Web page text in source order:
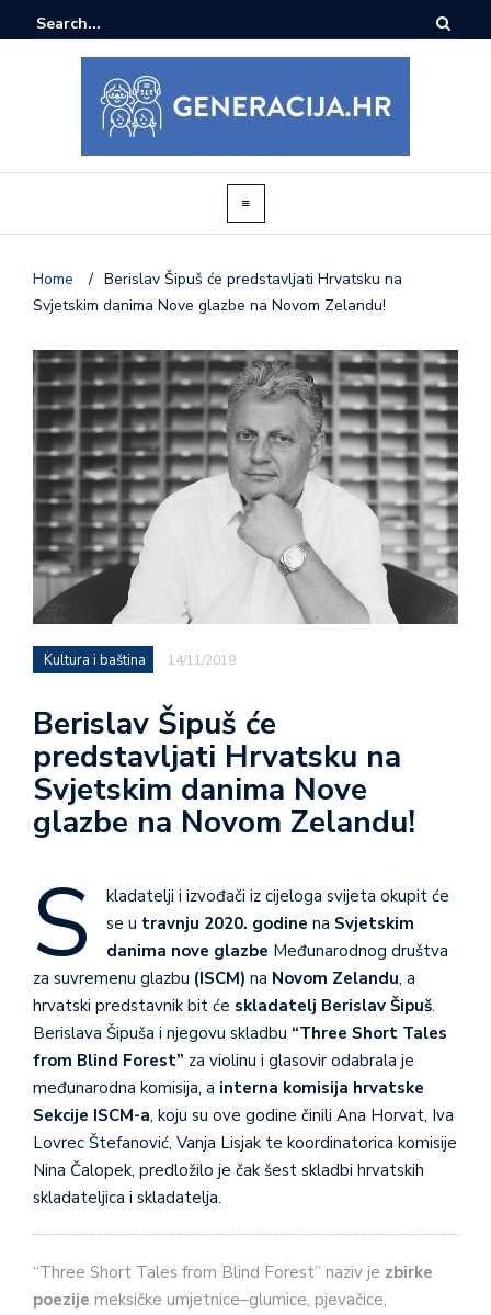
Home / Berislav Šipuš će predstavljati Hrvatsku na
Svjetskim danima Nove glazbe na Novom Zelandu!
Kultura i baština 14/11/2019
Berislav Šipuš će
predstavljati Hrvatsku na
Svjetskim danima Nove
glazbe na Novom Zelandu!
S
kladatelji i izvođači iz cijeloga svijeta okupit će
se u travnju 2020. godine na Svjetskim
danima nove glazbe Međunarodnog društva
za suvremenu glazbu (ISCM) na Novom Zelandu, a
hrvatski predstavnik bit će skladatelj Berislav Šipuš.
Berislava Šipuša i njegovu skladbu “Three Short Tales
from Blind Forest” za violinu i glasovir odabrala je
međunarodna komisija, a interna komisija hrvatske
Sekcije ISCM-a, koju su ove godine činili Ana Horvat, Iva
Lovrec Štefanović, Vanja Lisjak te koordinatorica komisije
Nina Čalopek, predložilo je čak šest skladbi hrvatskih
skladateljica i skladatelja.
“Three Short Tales from Blind Forest” naziv je zbirke
poezije meksičke umjetnice–glumice, pjevačice,